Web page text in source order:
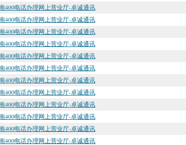
400电话办理网上营业厅-卓诚通讯
400电话办理网上营业厅-卓诚通讯
400电话办理网上营业厅-卓诚通讯
400电话办理网上营业厅-卓诚通讯
400电话办理网上营业厅-卓诚通讯
400电话办理网上营业厅-卓诚通讯
400电话办理网上营业厅-卓诚通讯
400电话办理网上营业厅-卓诚通讯
400电话办理网上营业厅-卓诚通讯
400电话办理网上营业厅-卓诚通讯
400电话办理网上营业厅-卓诚通讯
400电话办理网上营业厅-卓诚通讯